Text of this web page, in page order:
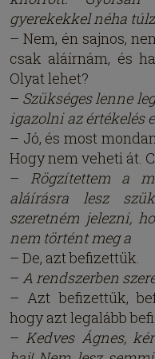
gyerekekkel néha
– Nem, én sajnos,
csak aláírnám, és
Olyat lehet?
– Szükséges lenne
igazolni az értékelés
– Jó, és most
Hogy nem veheti át.
– Rögzítettem a
aláírásra lesz
szeretném jelezni,
nem történt meg a
– De, azt befizettük.
– A rendszerben
– Azt befizettük,
hogy azt legalább
– Kedves Ágnes,